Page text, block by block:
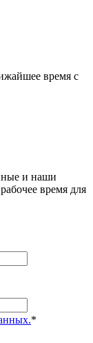
время с
и наши
время для
*